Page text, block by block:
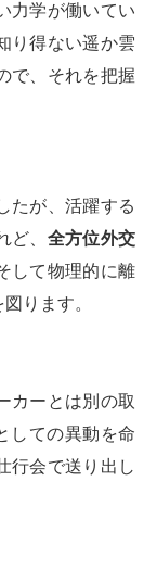
力学が働いてい
り得ない遥か雲
で、それを把握
たが、活躍する
ど、 全方位外交
して物理的に離
ります。
カーとは別の取
しての異動を命
行会で送り出し